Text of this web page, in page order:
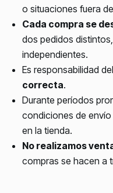
o situaciones fuera
Cada compra se
dos pedidos
independientes.
Es responsabilidad
correcta.
Durante períodos
condiciones de
en la tienda.
No realizamos
compras se hacen a